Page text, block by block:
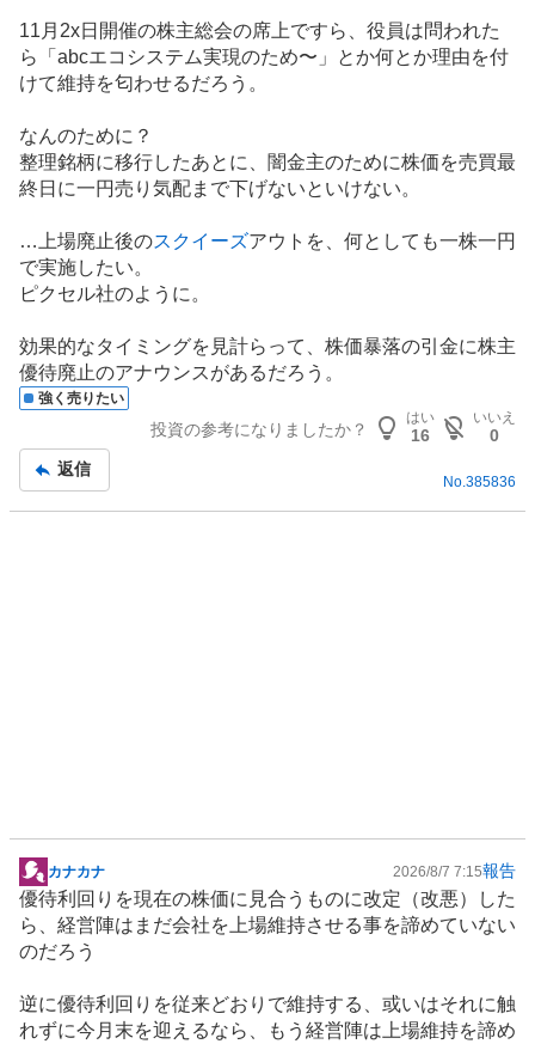
強
く
売
り
た
い
3
3
3
11月2x日開催の株主総会の席上ですら、役員は問われた
ら「abcエコシステム実現のため〜」とか何とか理由を付
けて維持を匂わせるだろう。
なんのために？
整理銘柄に移行したあとに、闇金主のために株価を売買最
終日に一円売り気配まで下げないといけない。
…上場廃止後のスクイーズアウトを、何としても一株一円
で実施したい。
ピクセル社のように。
効果的なタイミングを見計らって、株価暴落の引金に株主
優待廃止のアナウンスがあるだろう。
強く売りたい
投資の参考になりましたか？
はい
16
いいえ
0
返信
No. 385836
掲
示
板
記
カナカナ 2026/8/7 7:15報告
優待利回りを現在の株価に見合うものに改定（改悪）した
ら、経営陣はまだ会社を上場維持させる事を諦めていない
のだろう
逆に優待利回りを従来どおりで維持する、或いはそれに触
れずに今月末を迎えるなら、もう経営陣は上場維持を諦め